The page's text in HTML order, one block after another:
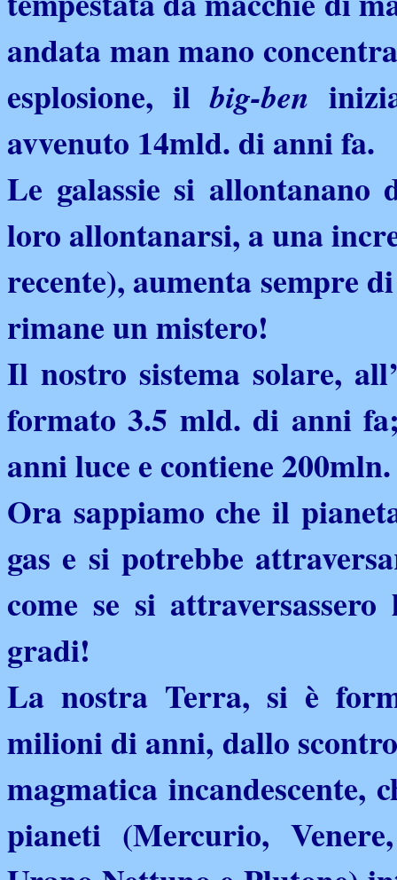
andata man mano
esplosione, ilbig-ben
avvenuto 14mld. di anni fa.
Le galassie si allontanano
loro allontanarsi, a una
recente), aumenta sempre
rimane un mistero!
Il nostro sistema solare,
formato 3.5 mld. di anni
anni luce e contiene
Ora sappiamo che il
gas e si potrebbe
come se si
gradi!
La nostra Terra, si è
milioni di anni, dallo
magmatica incandescente,
pianeti (Mercurio,